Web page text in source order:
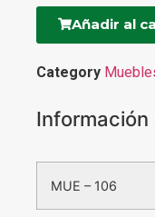
Añadir al
Category
Información
MUE – 106